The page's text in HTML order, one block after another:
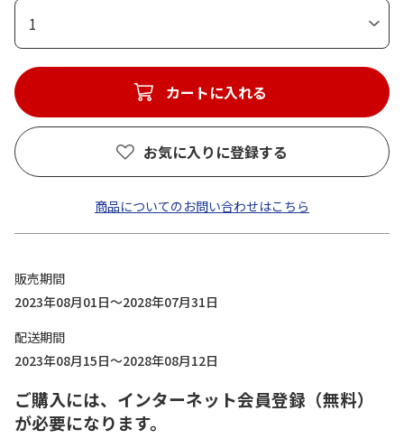
1
カートに入れる
お気に入りに登録する
商品についてのお問い合わせはこちら
販売期間
2023年08月01日～2028年07月31日
配送期間
2023年08月15日～2028年08月12日
ご購入には、インターネット会員登録（無料）
が必要になります。